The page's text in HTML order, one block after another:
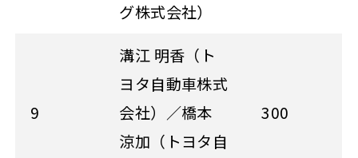
グ株式会社）
9
溝江 明香（ト
ヨタ自動車株式
会社）／橋本
涼加（トヨタ自
300